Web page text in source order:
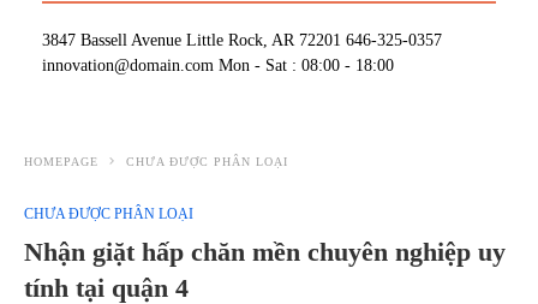
3847 Bassell Avenue Little Rock, AR 72201 646-325-0357
innovation@domain.com Mon - Sat : 08:00 - 18:00
HOMEPAGE CHƯA ĐƯỢC PHÂN LOẠI
CHƯA ĐƯỢC PHÂN LOẠI
Nhận giặt hấp chăn mền chuyên nghiệp uy
tính tại quận 4